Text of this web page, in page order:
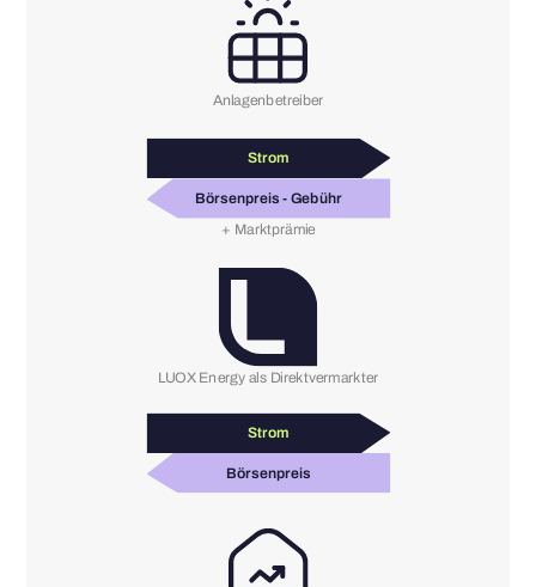
Anlagenbetreiber
Strom
Börsenpreis - Gebühr
+ Marktprämie
LUOX Energy als Direktvermarkter
Strom
Börsenpreis